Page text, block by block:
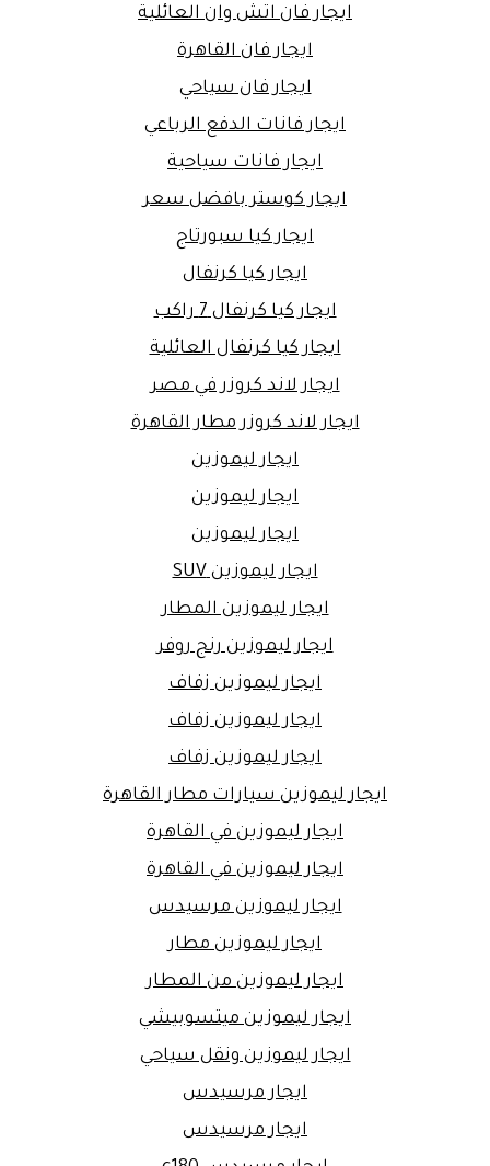
ايجار فان اتش وان العائلية
ايجار فان القاهرة
ايجار فان سياحي
ايجار فانات الدفع الرباعي
ايجار فانات سياحية
ايجار كوستر بافضل سعر
ايجار كيا سبورتاج
ايجار كيا كرنفال
ايجار كيا كرنفال 7 راكب
ايجار كيا كرنفال العائلية
ايجار لاند كروزر في مصر
ايجار لاند كروزر مطار القاهرة
ايجار ليموزين
ايجار ليموزين
ايجار ليموزين
ايجار ليموزين SUV
ايجار ليموزين المطار
ايجار ليموزين رنج روفر
ايجار ليموزين زفاف
ايجار ليموزين زفاف
ايجار ليموزين زفاف
ايجار ليموزين سيارات مطار القاهرة
ايجار ليموزين في القاهرة
ايجار ليموزين في القاهرة
ايجار ليموزين مرسيدس
ايجار ليموزين مطار
ايجار ليموزين من المطار
ايجار ليموزين ميتسوبيشي
ايجار ليموزين ونقل سياحي
ايجار مرسيدس
ايجار مرسيدس